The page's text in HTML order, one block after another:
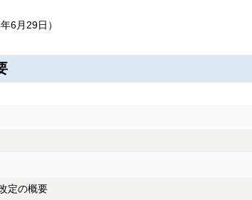
6月29日）
定の概要